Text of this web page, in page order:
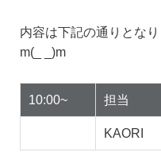
内容は下記の通りとな
m(_ _)m
10:00~ 担当
KAORI